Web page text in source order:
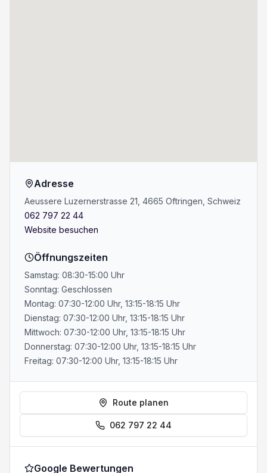
Adresse
Aeussere Luzernerstrasse 21, 4665 Oftringen, Schweiz
062 797 22 44
Website besuchen
Öffnungszeiten
Samstag: 08:30-15:00 Uhr
Sonntag: Geschlossen
Montag: 07:30-12:00 Uhr, 13:15-18:15 Uhr
Dienstag: 07:30-12:00 Uhr, 13:15-18:15 Uhr
Mittwoch: 07:30-12:00 Uhr, 13:15-18:15 Uhr
Donnerstag: 07:30-12:00 Uhr, 13:15-18:15 Uhr
Freitag: 07:30-12:00 Uhr, 13:15-18:15 Uhr
Route planen
062 797 22 44
Google Bewertungen